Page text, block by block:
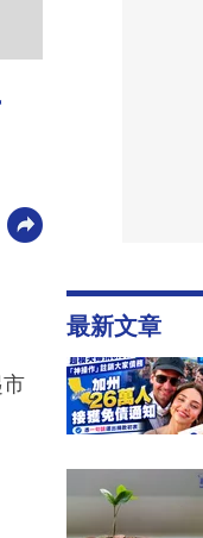
市
最新文章